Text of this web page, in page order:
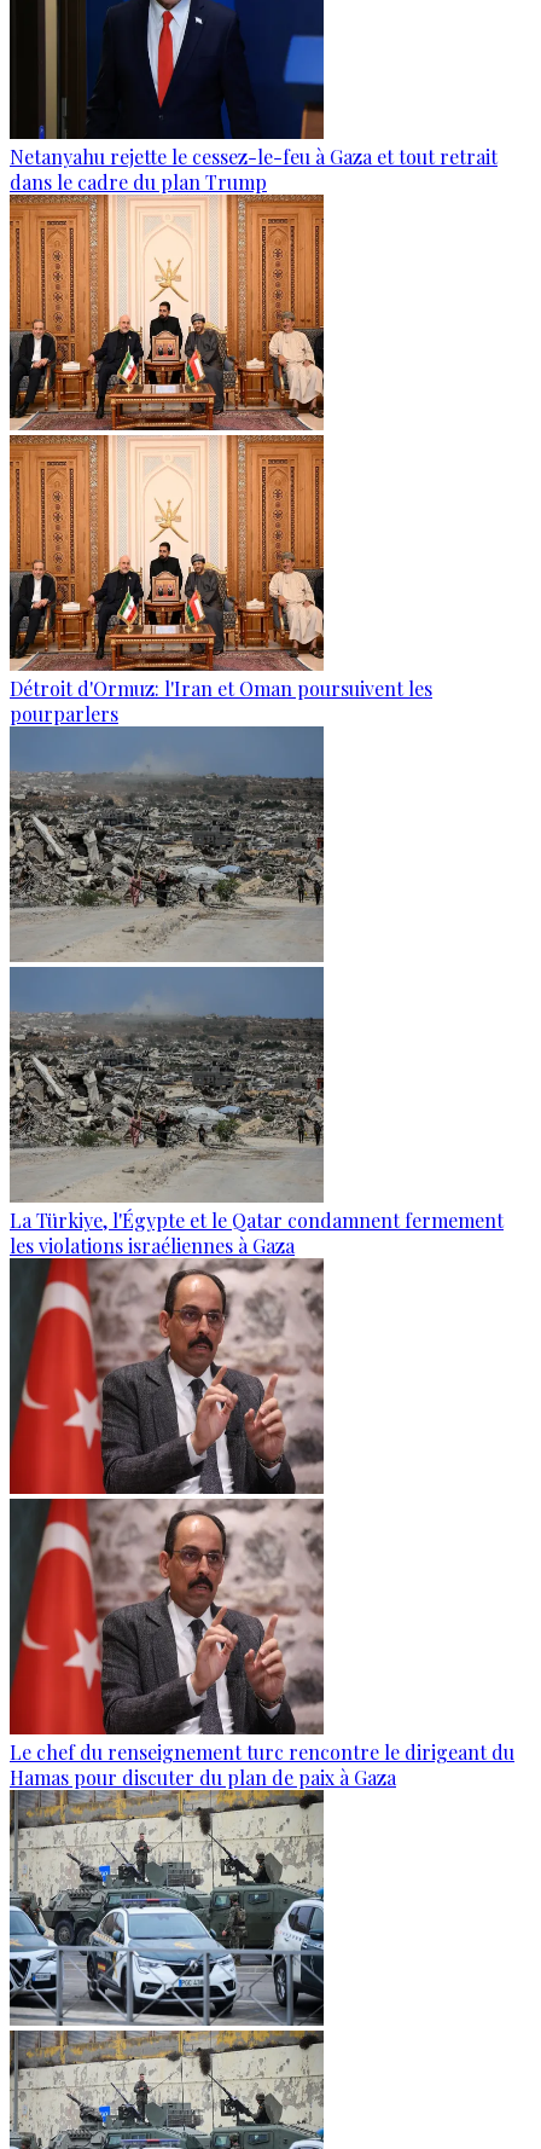
Netanyahu rejette le cessez-le-feu à Gaza et tout retrait
dans le cadre du plan Trump
Détroit d'Ormuz: l'Iran et Oman poursuivent les
pourparlers
La Türkiye, l'Égypte et le Qatar condamnent fermement
les violations israéliennes à Gaza
Le chef du renseignement turc rencontre le dirigeant du
Hamas pour discuter du plan de paix à Gaza